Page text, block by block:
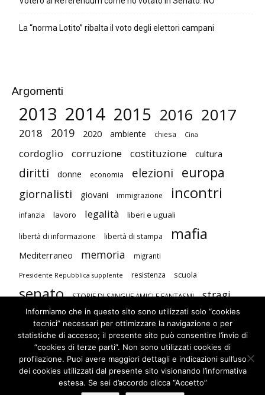
La “norma Lotito” ribalta il voto degli elettori campani
Argomenti
2013 2014 2015 2016 2017
2018 2019 2020 ambiente chiesa Cina
cordoglio corruzione costituzione cultura
diritti donne economia elezioni europa
giornalisti giovani immigrazione incontri
infanzia lavoro legalità liberi e uguali
libertà di informazione libertà di stampa mafia
Mediterraneo memoria migranti
Presidente Repubblica supplente resistenza scuola
senato STORIE DI SANGUE AMICI E FANTASMI stragi
studenti terrorismo Unione Europea
violenza contro le donne visite
Informiamo che in questo sito sono utilizzati solo “cookies
tecnici” necessari per ottimizzare la navigazione o per
statistiche di accesso; il presente sito può consentire l’invio di
“cookies di terze parti”. Non sono utilizzati cookies di
profilazione. Puoi avere maggiori dettagli e indicazioni sull’uso
dei cookies utilizzati dal presente sito visionando l’informativa
estesa. Se sei d’accordo clicca “Accetto”